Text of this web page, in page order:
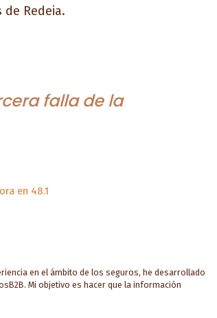
Redeia.
falla de la
en 48.1
en el ámbito de los seguros, he desarrollado
Mi objetivo es hacer que la información